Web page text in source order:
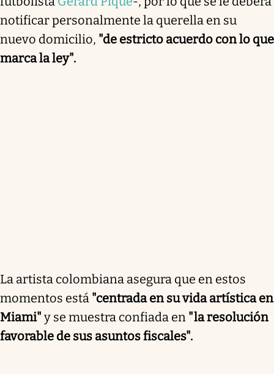
notificar personalmente la querella en su
nuevo domicilio, "de estricto acuerdo con lo que
marca la ley".
La artista colombiana asegura que en estos
momentos está "centrada en su vida artística en
Miami" y se muestra confiada en "la resolución
favorable de sus asuntos fiscales".